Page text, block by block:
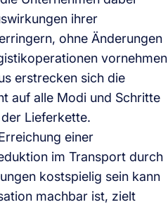
ihrer
ohne Änderungen
vornehmen
erstrecken sich die
auf alle Modi und Schritte
Lieferkette.
einer
im Transport durch
kostspielig sein kann
machbar ist, zielt